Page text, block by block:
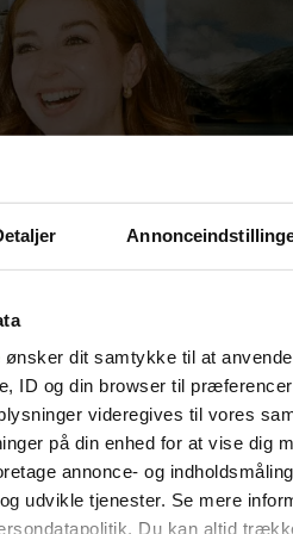
ønsker dit samtykke til at
ID og din browser til
videregives til vores
på din enhed for at vise dig
annonce- og
udvikle tjenester. Se mere
Du kan altid
mødte sin
’6.000
spørgsmål’ –
de på en date